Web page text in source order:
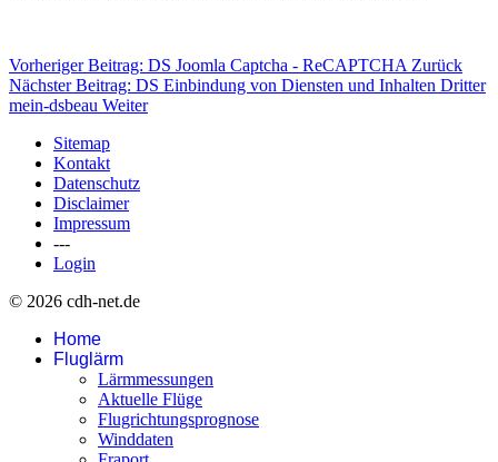
Vorheriger Beitrag: DS Joomla Captcha - ReCAPTCHA Zurück
Nächster Beitrag: DS Einbindung von Diensten und Inhalten Dritter
mein-dsbeau Weiter
Sitemap
Kontakt
Datenschutz
Disclaimer
Impressum
---
Login
© 2026 cdh-net.de
Home
Fluglärm
Lärmmessungen
Aktuelle Flüge
Flugrichtungsprognose
Winddaten